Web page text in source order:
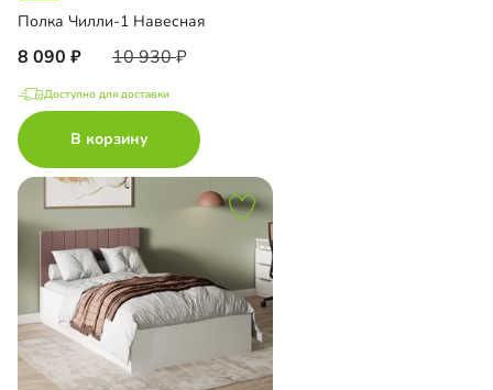
Полка Чилли-1 Навесная
8 090 10 930
Доступно для доставки
В корзину